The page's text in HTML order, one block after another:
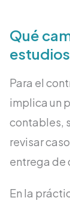
Qué
Para el
implica un
contables,
revisar
entrega de
En la